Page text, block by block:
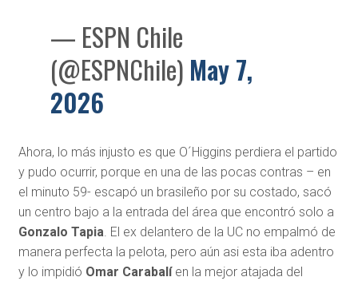
— ESPN Chile
(@ESPNChile) May 7,
2026
Ahora, lo más injusto es que O´Higgins perdiera el partido
y pudo ocurrir, porque en una de las pocas contras – en
el minuto 59- escapó un brasileño por su costado, sacó
un centro bajo a la entrada del área que encontró solo a
Gonzalo Tapia. El ex delantero de la UC no empalmó de
manera perfecta la pelota, pero aún asi esta iba adentro
y lo impidió Omar Carabalíen la mejor atajada del